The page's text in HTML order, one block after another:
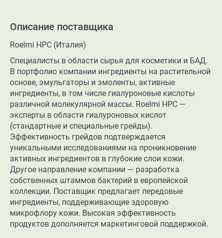
Описание поставщика
Roelmi HPC (Италия)
Специалисты в области сырья для косметики и БАД.
В портфолио компании ингредиенты на растительной
основе, эмульгаторы и эмоленты, активные
ингредиенты, в том числе гиалуроновые кислоты
различной молекулярной массы. Roelmi HPC —
эксперты в области гиалуроновых кислот
(стандартные и специальные грейды).
Эффективность грейдов подтверждается
уникальными исследованиями на проникновение
активных ингредиентов в глубокие слои кожи.
Другое направление компании — разработка
собственных штаммов бактерий в европейской
коллекции. Поставщик предлагает передовые
ингредиенты, поддерживающие здоровую
микрофлору кожи. Высокая эффективность
продуктов дополняется маркетинговой поддержкой.